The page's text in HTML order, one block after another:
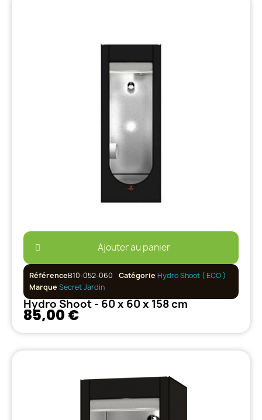
Ajouter au panier
RéférenceB10-052-060 Catégorie Hydro Shoot ( ECO )
Marque Secret Jardin
Hydro Shoot - 60 x 60 x 158 cm
85,00 €